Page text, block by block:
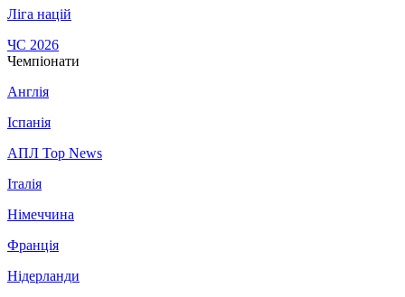
Ліга націй
ЧС 2026
Чемпіонати
Англія
Іспанія
АПЛ Top News
Італія
Німеччина
Франція
Нідерланди